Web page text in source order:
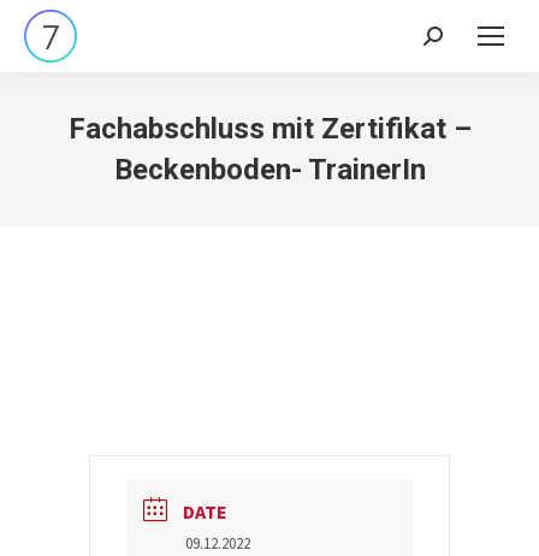
Search:
Fachabschluss mit Zertifikat –
Beckenboden- TrainerIn
DATE
09.12.2022